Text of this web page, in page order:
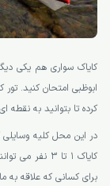
کایاک سواری هم یکی
ابوظبی امتحان کنید.
کرده تا بتوانید به
در این محل کلیه
کایاک 1 تا 3
برای کسانی که علاقه به